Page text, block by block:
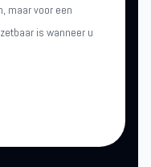
maar voor een
is wanneer u